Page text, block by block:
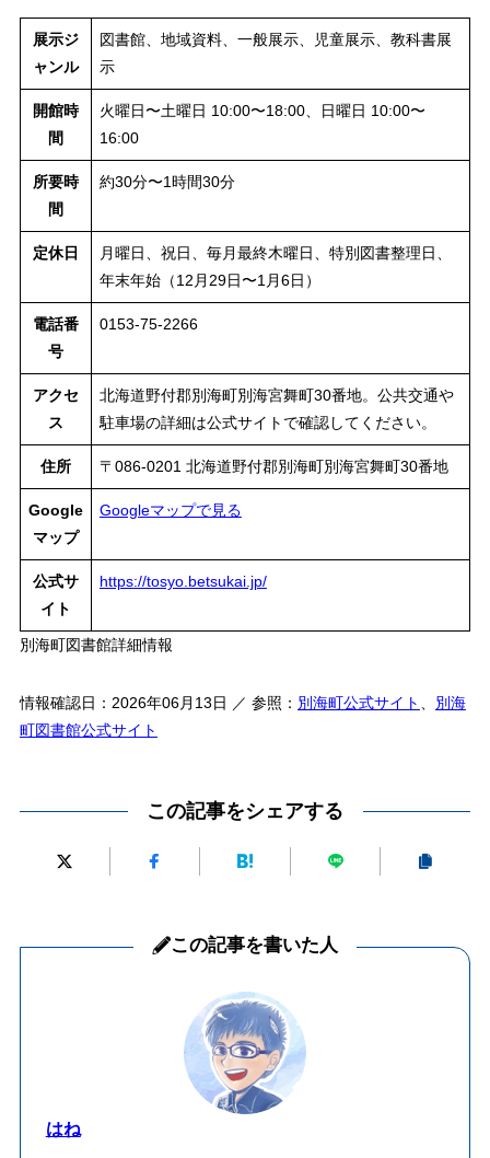
展示ジ
ャンル
図書館、地域資料、一般展示、児童展示、教科書展
示
開館時
間
火曜日〜土曜日 10:00〜18:00、日曜日 10:00〜
16:00
所要時
間
約30分〜1時間30分
定休日
月曜日、祝日、毎月最終木曜日、特別図書整理日、
年末年始（12月29日〜1月6日）
電話番
号
0153-75-2266
アクセ
ス
北海道野付郡別海町別海宮舞町30番地。公共交通や
駐車場の詳細は公式サイトで確認してください。
住所 〒086-0201 北海道野付郡別海町別海宮舞町30番地
Google
マップ
Googleマップで見る
公式サ
イト
https://tosyo.betsukai.jp/
別海町図書館詳細情報
情報確認日：2026年06月13日 ／ 参照： 別海町公式サイト 、 別海
町図書館公式サイト
この記事をシェアする
この記事を書いた人
はね